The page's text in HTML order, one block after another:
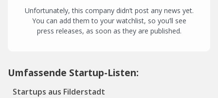
Unfortunately, this company didn’t post any news yet.
You can add them to your watchlist, so you’ll see
press releases, as soon as they are published.
Umfassende Startup-Listen:
Startups aus Filderstadt